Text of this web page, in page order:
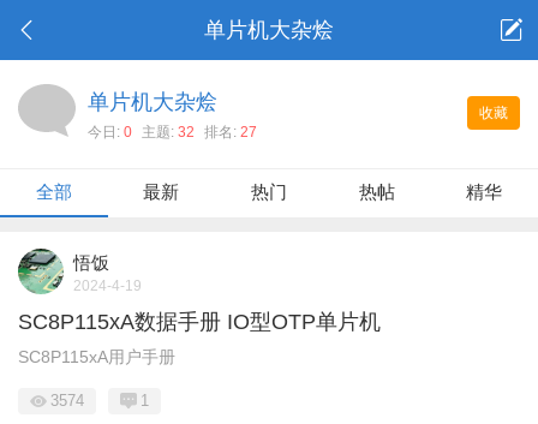
单片机大杂烩
收藏
单片机大杂烩
今日: 0 主题: 32 排名: 27
全部 最新 热门 热帖 精华
悟饭
2024-4-19
SC8P115xA数据手册 IO型OTP单片机
SC8P115xA用户手册
3574 1